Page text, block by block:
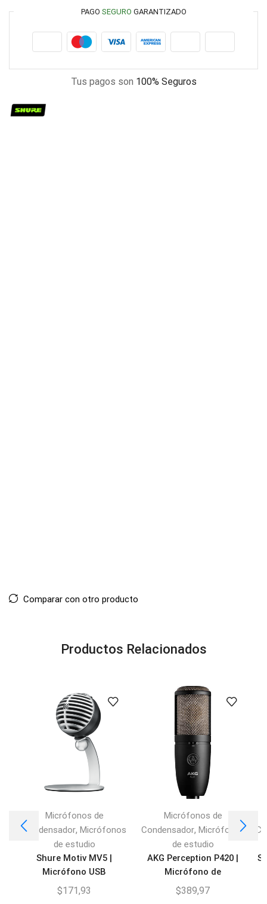
PAGO SEGURO GARANTIZADO
Tus pagos son 100% Seguros
Comparar con otro producto
Productos Relacionados
Micrófonos de
Condensador, Micrófonos
de estudio
Shure Motiv MV5 |
Micrófono USB
Condensador
$171,93
Micrófonos de
Condensador, Micrófonos
de estudio
AKG Perception P420 |
Micrófono de
Condensador
$389,97